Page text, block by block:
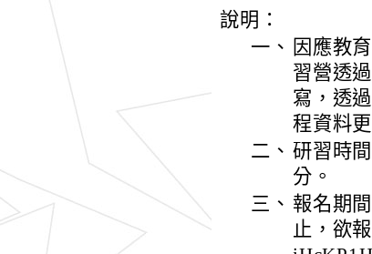
說明：
一、 因應教
習營透
寫，透
程資料
二、 研習時
分。
三、 報名期
止，欲